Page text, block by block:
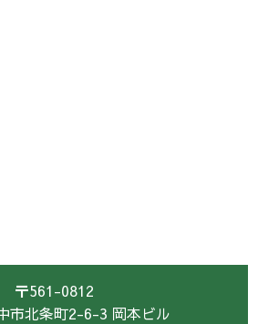
〒561-0812
市北条町2-6-3 岡本ビル